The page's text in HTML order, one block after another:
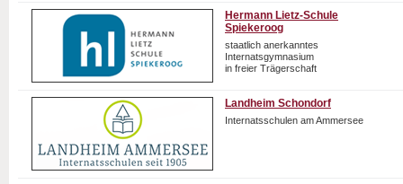
Hermann Lietz-Schule
Spiekeroog
staatlich anerkanntes
Internatsgymnasium
in freier Trägerschaft
Landheim Schondorf
Internatsschulen am Ammersee